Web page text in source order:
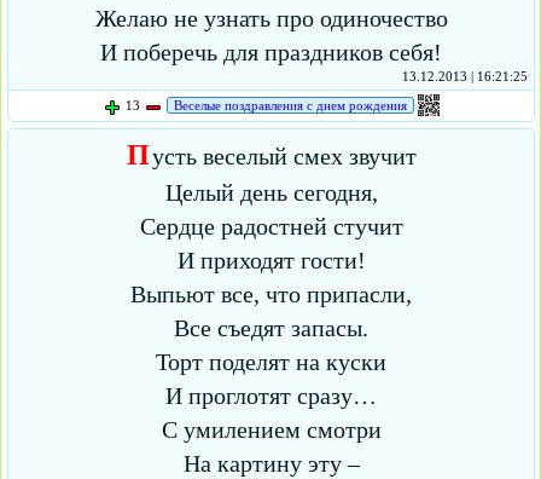
Желаю не узнать про одиночество
И поберечь для праздников себя!
13.12.2013 | 16:21:25
13
Веселые поздравления с днем рождения
Пусть веселый смех звучит
Целый день сегодня,
Сердце радостней стучит
И приходят гости!
Выпьют все, что припасли,
Все съедят запасы.
Торт поделят на куски
И проглотят сразу…
С умилением смотри
На картину эту –